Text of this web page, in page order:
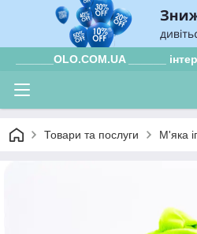
______OLO.COM.UA ______
Товари та послуги М'яка